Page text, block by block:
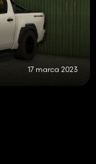
17 marca 2023